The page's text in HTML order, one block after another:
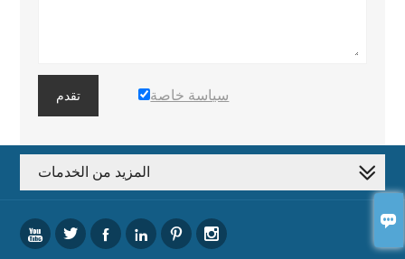

تقدم سياسة خاصة
المزيد من الخدمات
     